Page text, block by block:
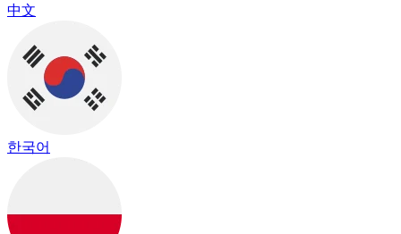
中文
한국어